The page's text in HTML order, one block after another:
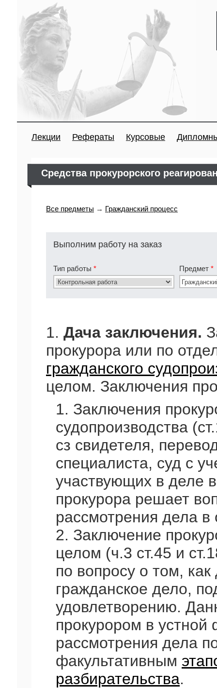
Лекции Рефераты Курсовые
Средства прокурорского
Все предметы → Гражданский процесс
Выполним работу на заказ
Тип работы * Предмет *
1. Дача заключения.
прокурора или по
гражданского
целом. Заключения
1. Заключения
судопроизводства
сз свидетеля,
специалиста, суд с
участвующих в деле
прокурора решает
рассмотрения дела в
2. Заключение
целом (ч.3 ст.45 и
по вопросу о том,
гражданское дело,
удовлетворению.
прокурором в
рассмотрения дела
факультативным
разбирательства.